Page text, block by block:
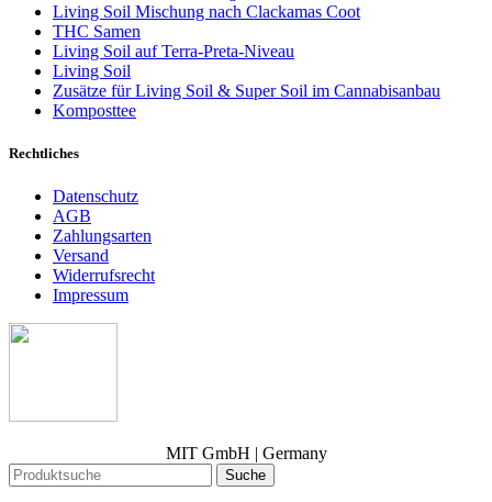
Living Soil Mischung nach Clackamas Coot
THC Samen
Living Soil auf Terra-Preta-Niveau
Living Soil
Zusätze für Living Soil & Super Soil im Cannabisanbau
Komposttee
Rechtliches
Datenschutz
AGB
Zahlungsarten
Versand
Widerrufsrecht
Impressum
MIT GmbH | Germany
Suche